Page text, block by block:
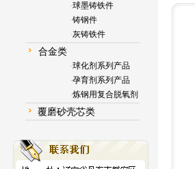
·球墨铸铁件
·铸钢件
·灰铸铁件
合金类
·球化剂系列产品
·孕育剂系列产品
·炼钢用复合脱氧剂
覆磨砂壳芯类